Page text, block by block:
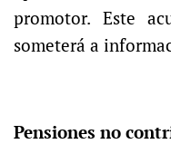
promotor. Este
someterá a
Pensiones no